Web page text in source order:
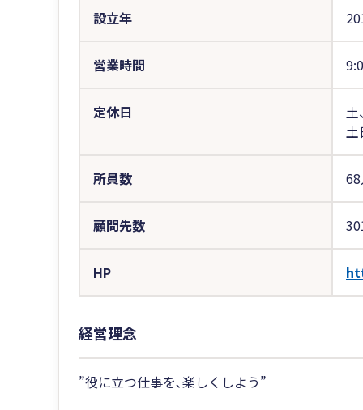
設立年
営業時間
定休日
土
土
所員数
顧問先数
HP
経営理念
”役に立つ仕事を､楽しくしよう”